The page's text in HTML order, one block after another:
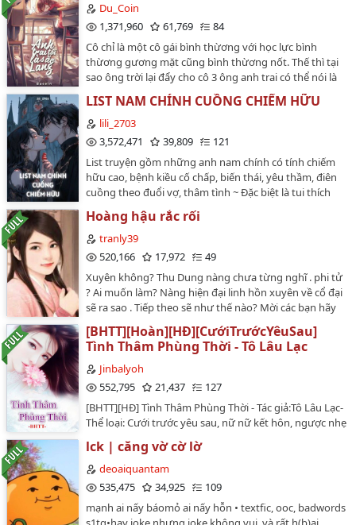
26
27
28
29
30
31
32
33
34
35
36
37
38
39
40
41
42
43
44
Du_Coin
1,371,960
61,769
84
Cô chỉ là một cô gái bình thừơng với học lực bình
thừơng gương mặt cũng bình thừơng nốt. Thế thì tại
sao ông trời lại đẩy cho cô 3 ông anh trai có thể nói là
quá không đựơc bình thừơng.Ba cô lấy vợ mới rồi
cùng vợ 1 mực đi hửơng tuần trăng mật. Đẩy trách
nhiệm chăm sóc cô cho 3 ngừơi con trai cô chưa gặp
lần nào. Ba cô đây là trực tiếp đem cô đưa vào miệng
LIST NAM CHÍNH CUỒNG CHIẾM HỮU
lili_2703
3,572,471
39,809
121
List truyện gồm những anh nam chính có tính chiếm
hữu cao, bệnh kiều cố chấp, biến thái, yêu thầm, điên
cuồng theo đuổi vợ, thâm tình ~ Đặc biệt là tui thích
truyện ngược nam 🤭Những truyện mình đăng mình
đều đã và đang đọc luôn bao hayyy 🥰 Nhớ vote và
cmt nha ฅ՞•ﻌ•՞ฅ Đề cử 🥇🥇🥇 Những list truyện mình
đang thực hiện:⭐️ List nam chính cuồng chiếm hữu⭐️
Hoàng hậu rắc rối
tranly39
520,166
17,972
49
Xuyên không? Thu Dung nàng chưa từng nghĩ . phi tử
? Ai muốn làm? Nàng hiện đại linh hồn xuyên về cổ đại
sẽ ra sao . Tiếp theo sẽ như thế nào? Mời các bạn hãy
[BHTT][Hoàn][HĐ][CướiTrướcYêuSau]
Tình Thâm Phùng Thời - Tô Lâu Lạc
Jinbalyoh
552,795
21,437
127
[BHTT][HĐ] Tình Thâm Phùng Thời - Tác giả:Tô Lâu Lạc-
Thể loại: Cưới trước yêu sau, nữ nữ kết hôn, ngược nhẹ
hôn, Ôn Khinh Hàn đối với Thời Thanh Thu nói: ta
không có thời gian đi nhận thức quá nhiều người, phải
hiểu rõ một phen còn phải tốn thời gian phí sức.
phải phí thời gian cùng tinh lực.Đây là một cái thầm
lck | căng vờ cờ lờ
deoaiquantam
535,475
34,925
109
mạnh ai nấy báomỏ ai nấy hỗn • textfic, ooc, badwords